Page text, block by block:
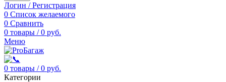
Логин / Регистрация
0 Список желаемого
0 Сравнить
0 товары / 0 руб.
Меню
0 товары / 0 руб.
Категории